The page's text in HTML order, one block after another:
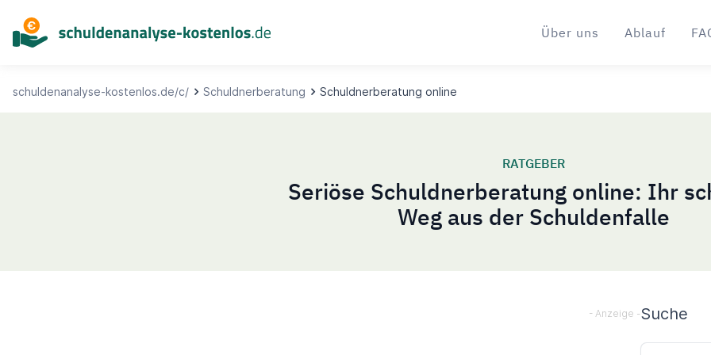
springen
Über uns Ablauf
schuldenanalyse-kostenlos.de/c/ Schuldnerberatung Schuldnerberatung online
RATGEBER
Seriöse Schuldnerberatung online: Ihr
Weg aus der Schuldenfalle
Sidebar
Suche